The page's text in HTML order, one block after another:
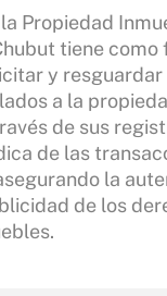
Propiedad
tiene como
y resguardar
a la
de sus
de las
la
de los